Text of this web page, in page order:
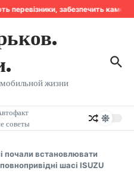
перевізники, забезпечить
жизни
советы
почали встановлювати
шасі ISUZU